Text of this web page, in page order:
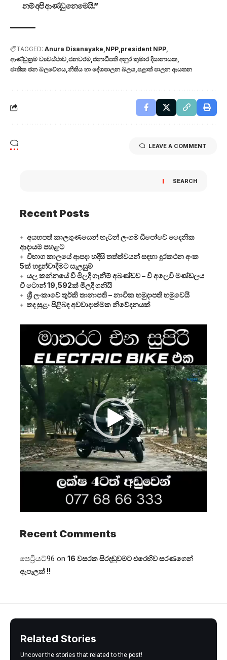
නම් අපි ආණ්ඩු නෙමෙයි.”
TAGGED: Anura Disanayake NPP president NPP
ආණ්ඩුක්‍රම ව්‍යවස්ථාව ජනවරම ජනාධිපති අනුර කුමාර දිසානායක
ජාතික ජන බලවේගය නීතිය හා දේශපාලන බලය පළාත් පාලන ආයතන
LEAVE A COMMENT
SEARCH
Recent Posts
අයහපත් කාලගුණයෙන් හැටන් ලංගම ඩිපෝවේ දෛනික
ආදායම පහළට
විභාග කාලයේ ආපදා හදිසි තත්ත්වයන් සඳහා දුරකථන අංක
5ක් හඳුන්වාදීමට සැලසුම්
යල කන්නයේ වී මිලදී ගැනීම් අඛණ්ඩව – වී අලෙවි මණ්ඩලය
වී ටොන් 19,592ක් මිලදී ගනියි
ශ්‍රී ලංකාවේ තුර්කි තානාපති – නාවික හමුදාපති හමුවෙයි
තද සුළං පිළිබඳ අවවාදාත්මක නිවේදනයක්
Player
Recent Comments
පෙට්‍රියට්96 on 16 වසරක සිරදඬුවමට එරෙහිව සරණගෙන්
ඇපෑලක් !!
Related Stories
Uncover the stories that related to the post!